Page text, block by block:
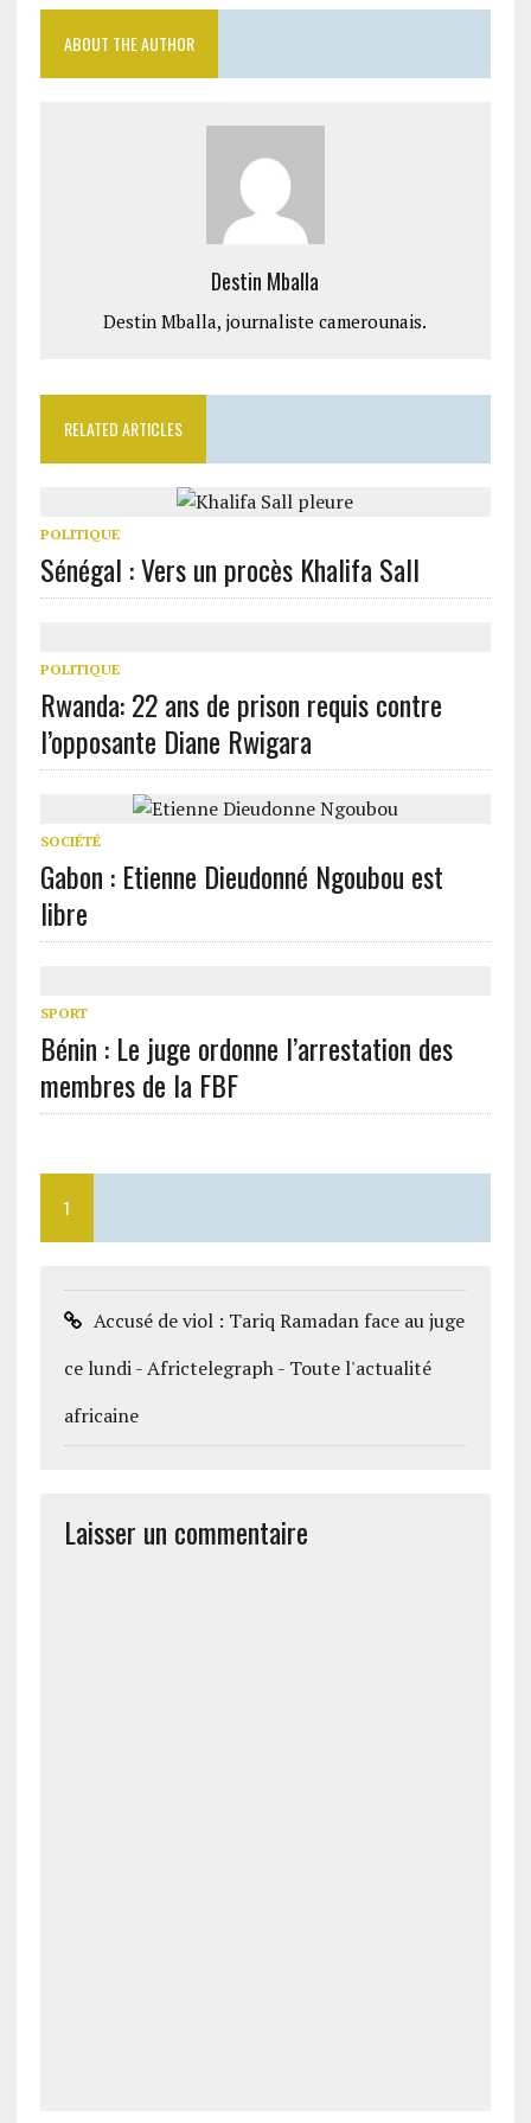
ABOUT THE AUTHOR
Destin Mballa
Destin Mballa, journaliste camerounais.
RELATED ARTICLES
POLITIQUE
Sénégal : Vers un procès Khalifa Sall
POLITIQUE
Rwanda: 22 ans de prison requis contre
l’opposante Diane Rwigara
SOCIÉTÉ
Gabon : Etienne Dieudonné Ngoubou est
libre
SPORT
Bénin : Le juge ordonne l’arrestation des
membres de la FBF
1
Accusé de viol : Tariq Ramadan face au juge
ce lundi - Africtelegraph - Toute l'actualité
africaine
Laisser un commentaire